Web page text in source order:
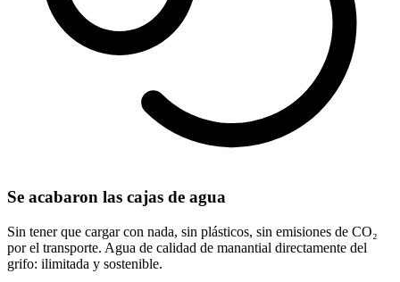
Se acabaron las cajas de agua
Sin tener que cargar con nada, sin plásticos, sin emisiones de CO₂
por el transporte. Agua de calidad de manantial directamente del
grifo: ilimitada y sostenible.